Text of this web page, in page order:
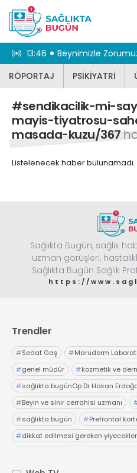
oldu 13:46 Beynimizle
RÖPORTAJ
PSİKİYATRİ
#sendikacilik-mi-
mayis-tiyatrosu-
masada-kuzu/367
Listelenecek haber bulunamadı.
Sağlıkta Bugün, sağlık
uzman görüşleri,
Sağlıkta Bugün Sağlık
https://
Trendler
#Sedat Gaş #Maruderm
#genel müdür #kozmetik ve
#sağlıkta bugünOp Dr Hakan
#Beyin ve sinir cerrahisi uzmanı
#sağlıkta bugün #Prefrontal
#dikkat edilmesi gereken yiyecekler
# Üsküdar Üniversitesi NPİSTANBUL
DİŞ
GÖZ